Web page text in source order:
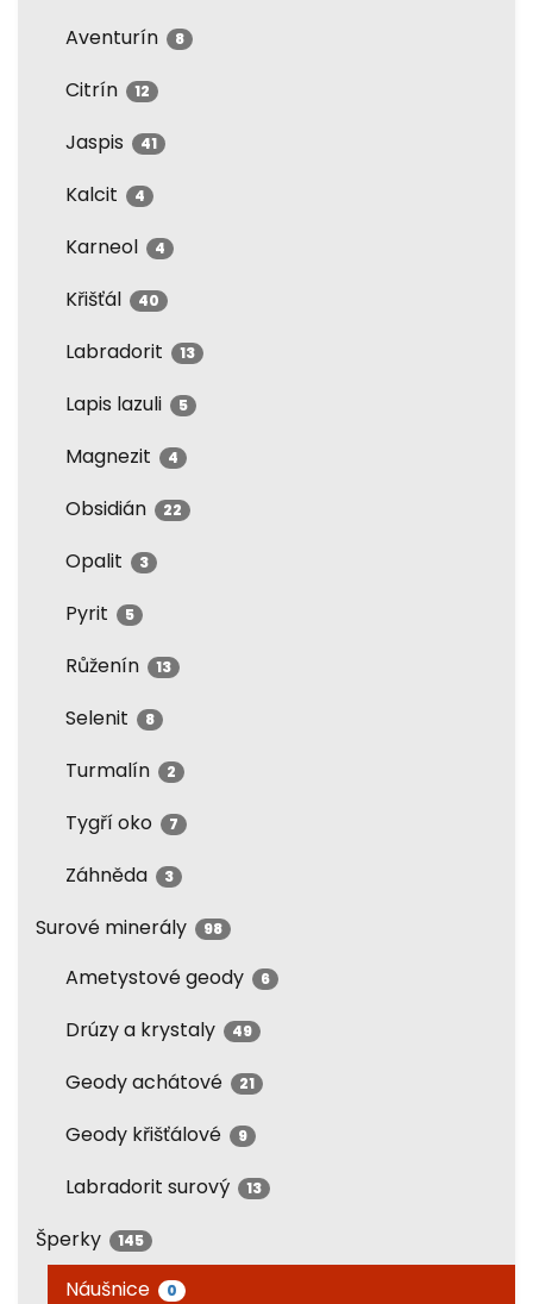
Aventurín 8
Citrín 12
Jaspis 41
Kalcit 4
Karneol 4
Křišťál 40
Labradorit 13
Lapis lazuli 5
Magnezit 4
Obsidián 22
Opalit 3
Pyrit 5
Růženín 13
Selenit 8
Turmalín 2
Tygří oko 7
Záhněda 3
Surové minerály 98
Ametystové geody 6
Drúzy a krystaly 49
Geody achátové 21
Geody křišťálové 9
Labradorit surový 13
Šperky 145
Náušnice 0